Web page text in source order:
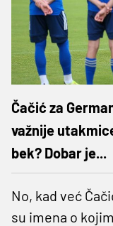
Čačić za
važnije
bek? Dobar je...
No, kad već
su imena o